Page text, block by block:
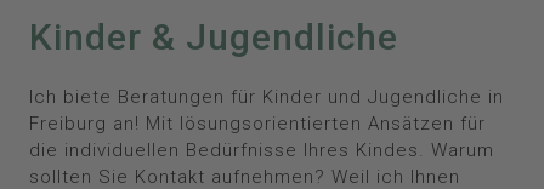
Kinder & Jugendliche
Ich biete Beratungen für Kinder und Jugendliche in
Freiburg an! Mit lösungsorientierten Ansätzen für
die individuellen Bedürfnisse Ihres Kindes. Warum
sollten Sie Kontakt aufnehmen? Weil ich Ihnen